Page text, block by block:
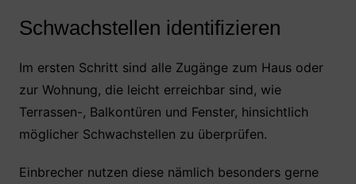
Schwachstellen identifizieren
Im ersten Schritt sind alle Zugänge zum Haus oder
zur Wohnung, die leicht erreichbar sind, wie
Terrassen-, Balkontüren und Fenster, hinsichtlich
möglicher Schwachstellen zu überprüfen.
Einbrecher nutzen diese nämlich besonders gerne